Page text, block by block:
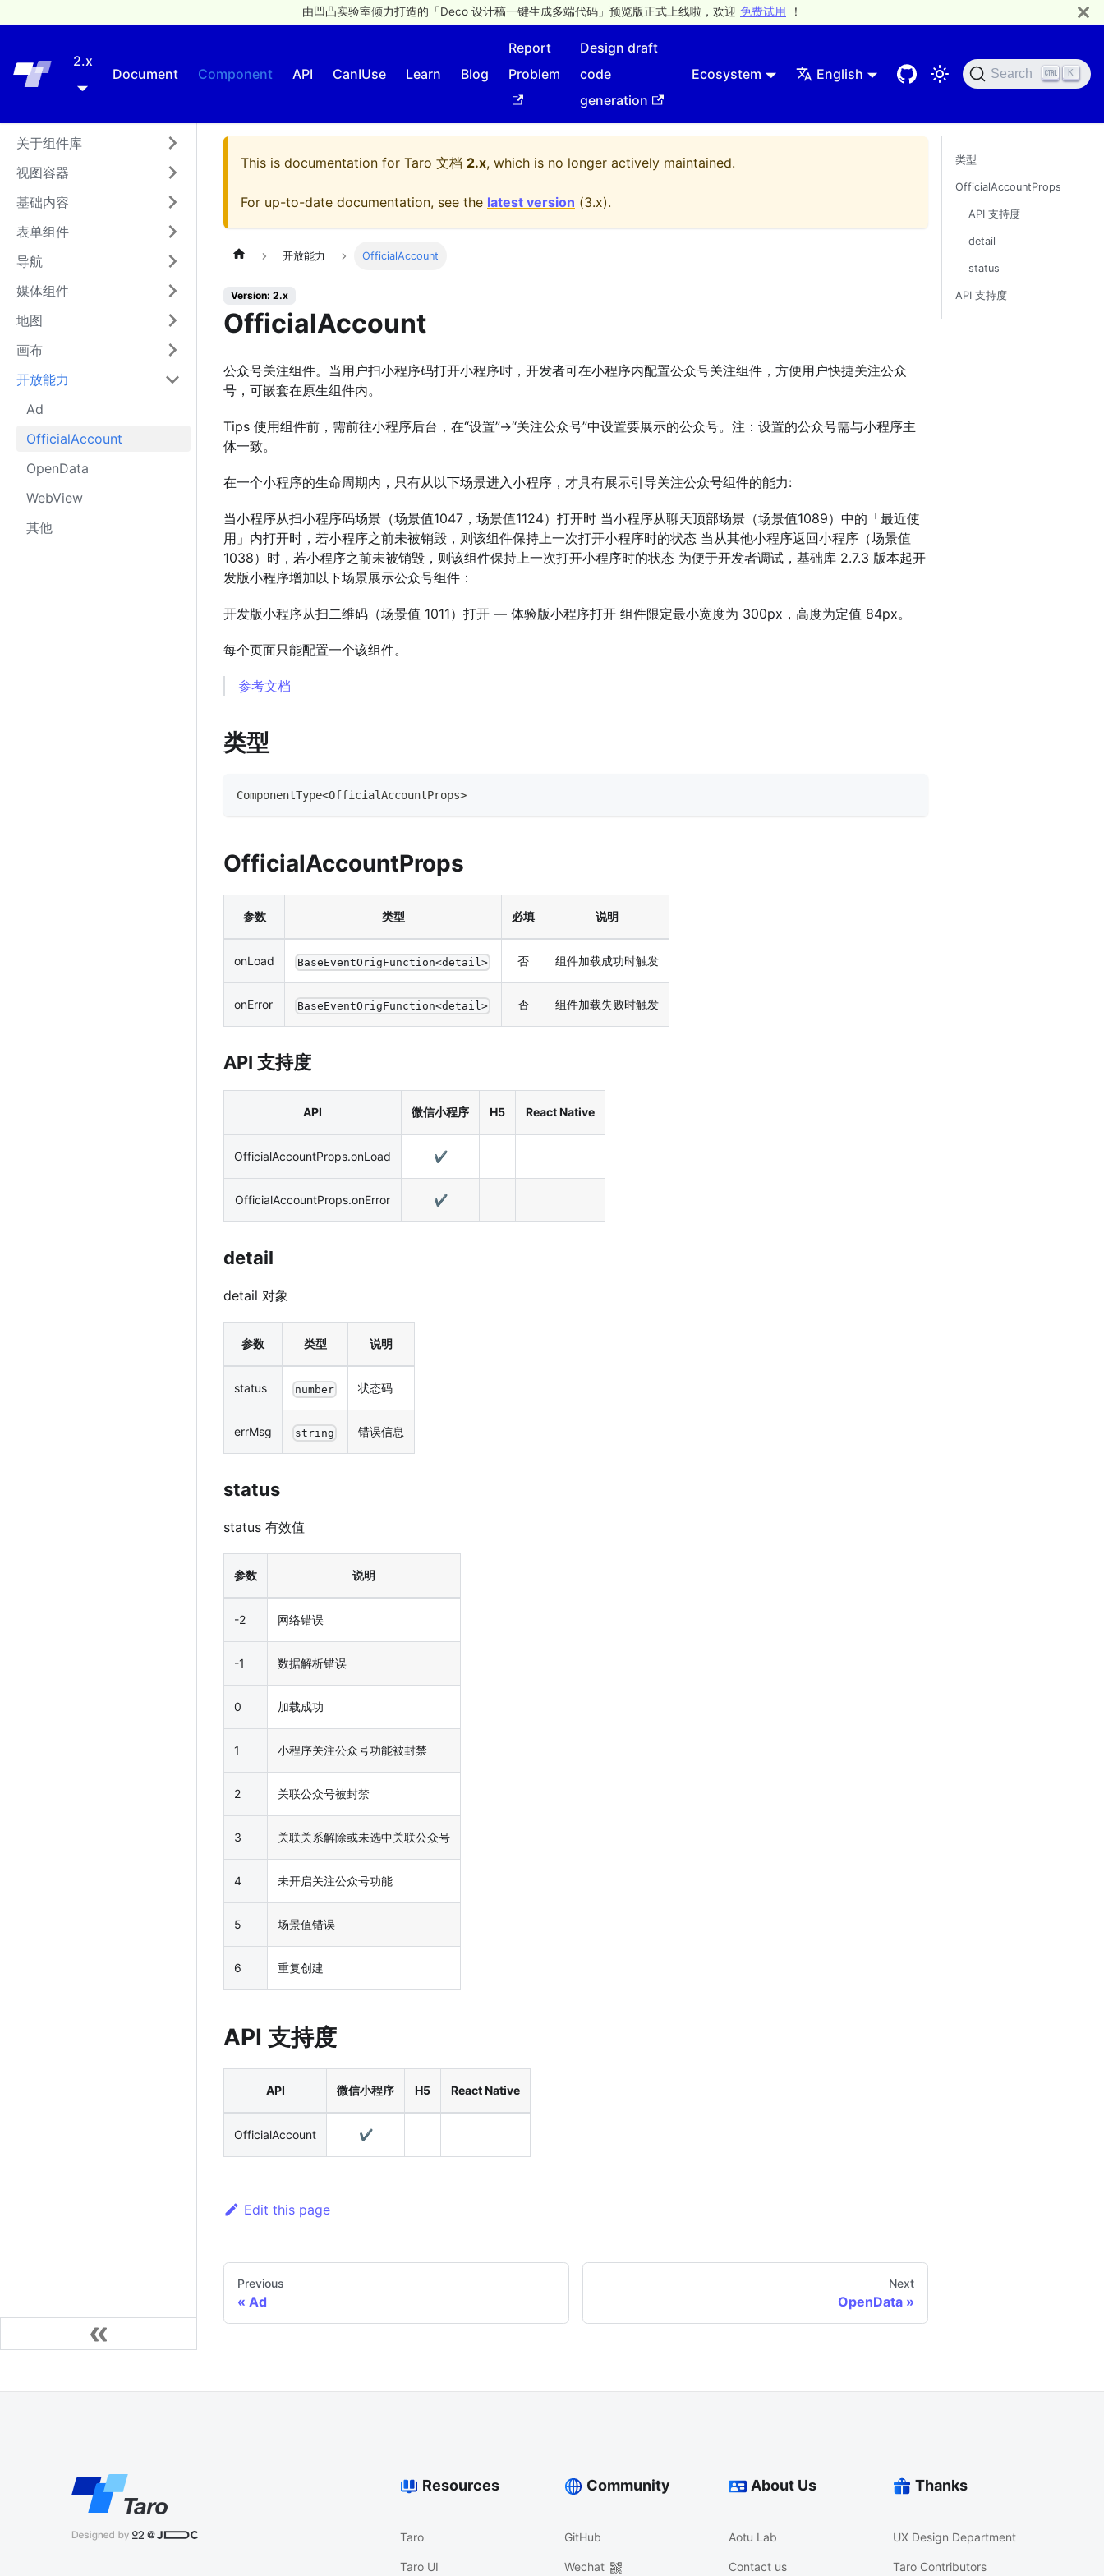
由凹凸实验室倾力打造的「Deco 设计稿一键生成多端代码」预览版正式上线啦，欢迎 免费试用 ！
2.x
Document
Component API CanIUse Learn Blog
Report
Problem
Design draft
code
generation
Ecosystem English Search K
关于组件库
视图容器
基础内容
表单组件
导航
媒体组件
地图
画布
开放能力
Ad
OfficialAccount
OpenData
WebView
其他
This is documentation for Taro 文档 2.x, which is no longer actively maintained.
For up-to-date documentation, see the latest version (3.x).
开放能力 OfficialAccount
Version: 2.x
OfficialAccount
公众号关注组件。当用户扫小程序码打开小程序时，开发者可在小程序内配置公众号关注组件，方便用户快捷关注公众
号，可嵌套在原生组件内。
Tips 使用组件前，需前往小程序后台，在“设置”->“关注公众号”中设置要展示的公众号。注：设置的公众号需与小程序主
体一致。
在一个小程序的生命周期内，只有从以下场景进入小程序，才具有展示引导关注公众号组件的能力:
当小程序从扫小程序码场景（场景值1047，场景值1124）打开时 当小程序从聊天顶部场景（场景值1089）中的「最近使
用」内打开时，若小程序之前未被销毁，则该组件保持上一次打开小程序时的状态 当从其他小程序返回小程序（场景值
1038）时，若小程序之前未被销毁，则该组件保持上一次打开小程序时的状态 为便于开发者调试，基础库 2.7.3 版本起开
发版小程序增加以下场景展示公众号组件：
开发版小程序从扫二维码（场景值 1011）打开 — 体验版小程序打开 组件限定最小宽度为 300px，高度为定值 84px。
每个页面只能配置一个该组件。
参考文档
类型
ComponentType<OfficialAccountProps>
OfficialAccountProps
参数 类型 必填 说明
onLoad BaseEventOrigFunction<detail> 否 组件加载成功时触发
onError BaseEventOrigFunction<detail> 否 组件加载失败时触发
API 支持度
API 微信小程序 H5 React Native
OfficialAccountProps.onLoad ✔️
OfficialAccountProps.onError ✔️
detail
detail 对象
参数 类型 说明
status number 状态码
errMsg string 错误信息
status
status 有效值
参数 说明
-2 网络错误
-1 数据解析错误
0 加载成功
1 小程序关注公众号功能被封禁
2 关联公众号被封禁
3 关联关系解除或未选中关联公众号
4 未开启关注公众号功能
5 场景值错误
6 重复创建
API 支持度
API 微信小程序 H5 React Native
OfficialAccount ✔️
Edit this page
Previous
Ad
Next
OpenData
类型
OfficialAccountProps
API 支持度
detail
status
API 支持度
Resources
Taro
Taro UI
Community
GitHub
Wechat
About Us
Aotu Lab
Contact us
Thanks
UX Design Department
Taro Contributors